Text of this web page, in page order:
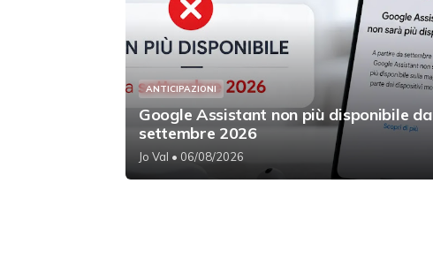
ANTICIPAZIONI
Google Assistant non più disponibile da
settembre 2026
Jo Val • 06/08/2026